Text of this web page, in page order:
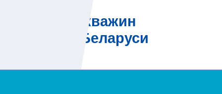
Бурение скважин
на воду в Беларуси